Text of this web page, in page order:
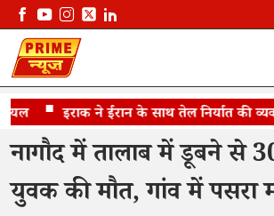
इराक ने ईरान के साथ तेल निर्यात की
तालाब में डूबने से 30 वर्षीय युवक की मौत
नागौद में तालाब में डूबने से
युवक की मौत, गांव में पसरा